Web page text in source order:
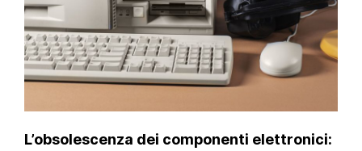
L’obsolescenza dei componenti elettronici: